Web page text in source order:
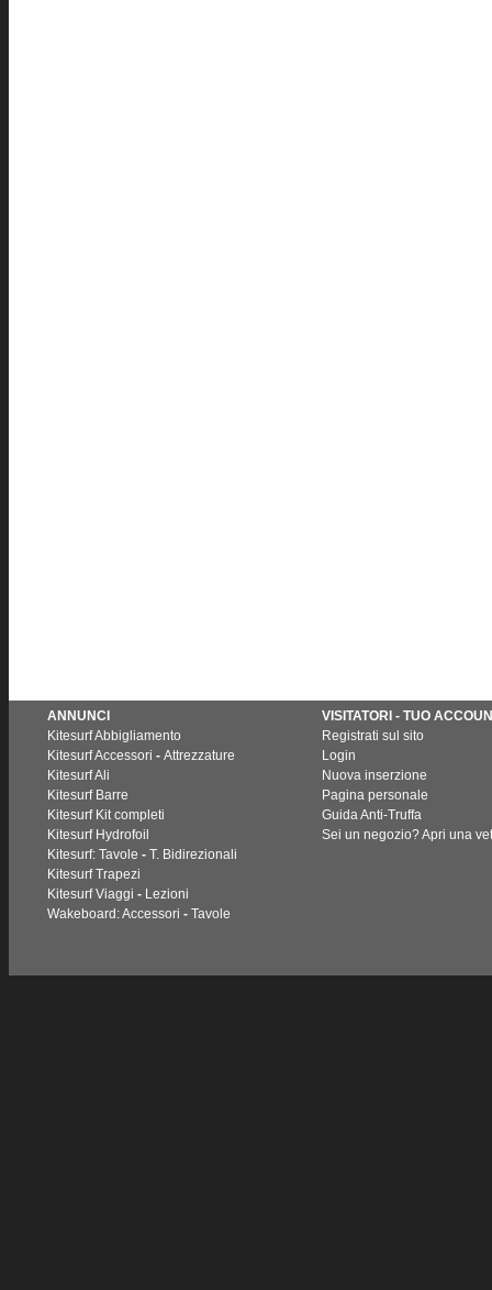
ANNUNCI
Kitesurf Abbigliamento
Kitesurf Accessori - Attrezzature
Kitesurf Ali
Kitesurf Barre
Kitesurf Kit completi
Kitesurf Hydrofoil
Kitesurf: Tavole - T. Bidirezionali
Kitesurf Trapezi
Kitesurf Viaggi - Lezioni
Wakeboard: Accessori - Tavole
VISITATORI - TUO
Registrati sul sito
Login
Nuova inserzione
Pagina personale
Guida Anti-Truffa
Sei un negozio? Apri una